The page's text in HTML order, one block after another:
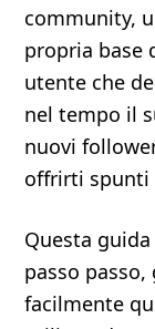
community,
propria base
utente che
nel tempo il
nuovi
offrirti spunti
Questa
passo
facilmente